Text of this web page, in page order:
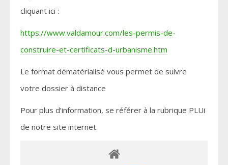
cliquant ici :
https://www.valdamour.com/les-permis-de-
construire-et-certificats-d-urbanisme.htm
Le format dématérialisé vous permet de suivre
votre dossier à distance
Pour plus d’information, se référer à la rubrique PLUi
de notre site internet.